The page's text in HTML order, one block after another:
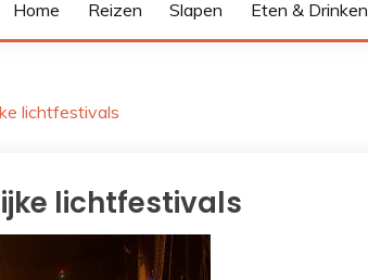
Home Reizen Slapen Eten & Drinken
lichtfestivals
lichtfestivals